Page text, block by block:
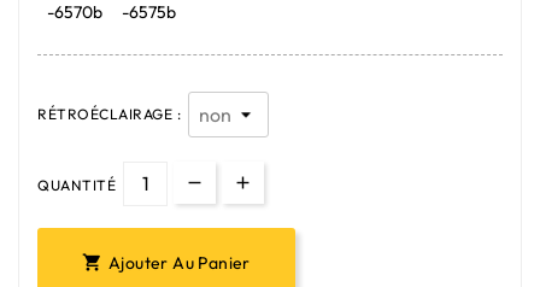
-6570b
-6575b
RÉTROÉCLAIRAGE :
QUANTITÉ
 Ajouter Au Panier